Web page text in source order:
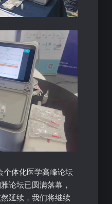
体化医学高峰论坛
论坛已圆满落幕，
延续，我们将继续